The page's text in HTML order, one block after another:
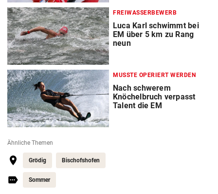
FREIWASSERBEWERB
Luca Karl schwimmt bei
EM über 5 km zu Rang
neun
MUSSTE OPERIERT WERDEN
Nach schwerem
Knöchelbruch verpasst
Talent die EM
Ähnliche Themen
Grödig Bischofshofen
Sommer